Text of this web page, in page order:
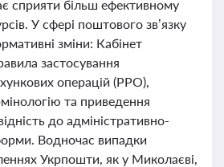
сприяти більш ефективному
У сфері поштового зв’язку
зміни: Кабінет
застосування
операцій (РРО),
та приведення
до адміністративно-
Водночас випадки
Укрпошти, як у Миколаєві,